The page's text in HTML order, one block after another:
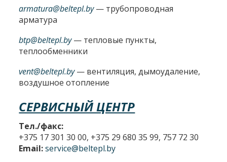
armatura@beltepl.by— трубопроводная
арматура
btp@beltepl.by— тепловые пункты,
теплообменники
vent@beltepl.by— вентиляция, дымоудаление,
воздушное отопление
СЕРВИСНЫЙ ЦЕНТР
Тел./факс:
+375 17 301 30 00, +375 29 680 35 99, 757 72 30
Email: service@beltepl.by